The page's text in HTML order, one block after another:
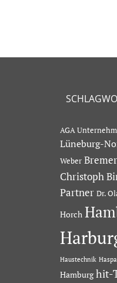
AGA
Lüneburg-
Weber
Christoph
Partner Dr.
Horch
Haustechnik Haspa
Hamburg hit-